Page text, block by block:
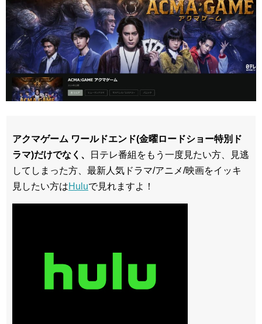
アクマゲーム ワールドエンド(金曜ロードショー特別ド
ラマ)だけでなく、
日テレ番組をもう一度見たい方、見逃
してしまった方、最新人気ドラマ/アニメ/映画をイッキ
見したい方はHuluで見れますよ！